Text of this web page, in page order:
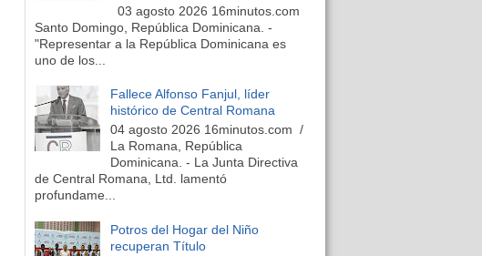
03 agosto 2026 16minutos.com
Santo Domingo, República Dominicana. -
"Representar a la República Dominicana es
uno de los...
Fallece Alfonso Fanjul, líder
histórico de Central Romana
04 agosto 2026 16minutos.com /
La Romana, República
Dominicana. - La Junta Directiva
de Central Romana, Ltd. lamentó
profundame...
Potros del Hogar del Niño
recuperan Título